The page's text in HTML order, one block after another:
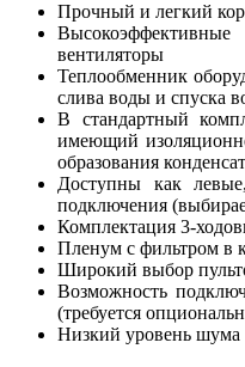
Прочный и легкий
вентиляторы
Теплообменник
слива воды и спуска
В стандартный
имеющий
образования
Доступны как
подключения
Комплектация 3-
Пленум с фильтром в
Широкий выбор
Возможность
(требуется
Низкий уровень шума